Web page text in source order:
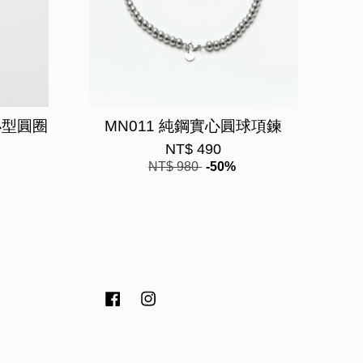
圓圈 MN011 純鋼實心圓球項鍊
NT$ 490
NT$ 980 -50%
Facebook